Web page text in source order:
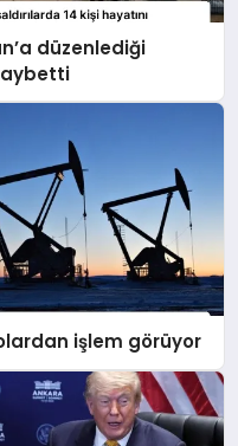
düzenlediği
işlem görüyor